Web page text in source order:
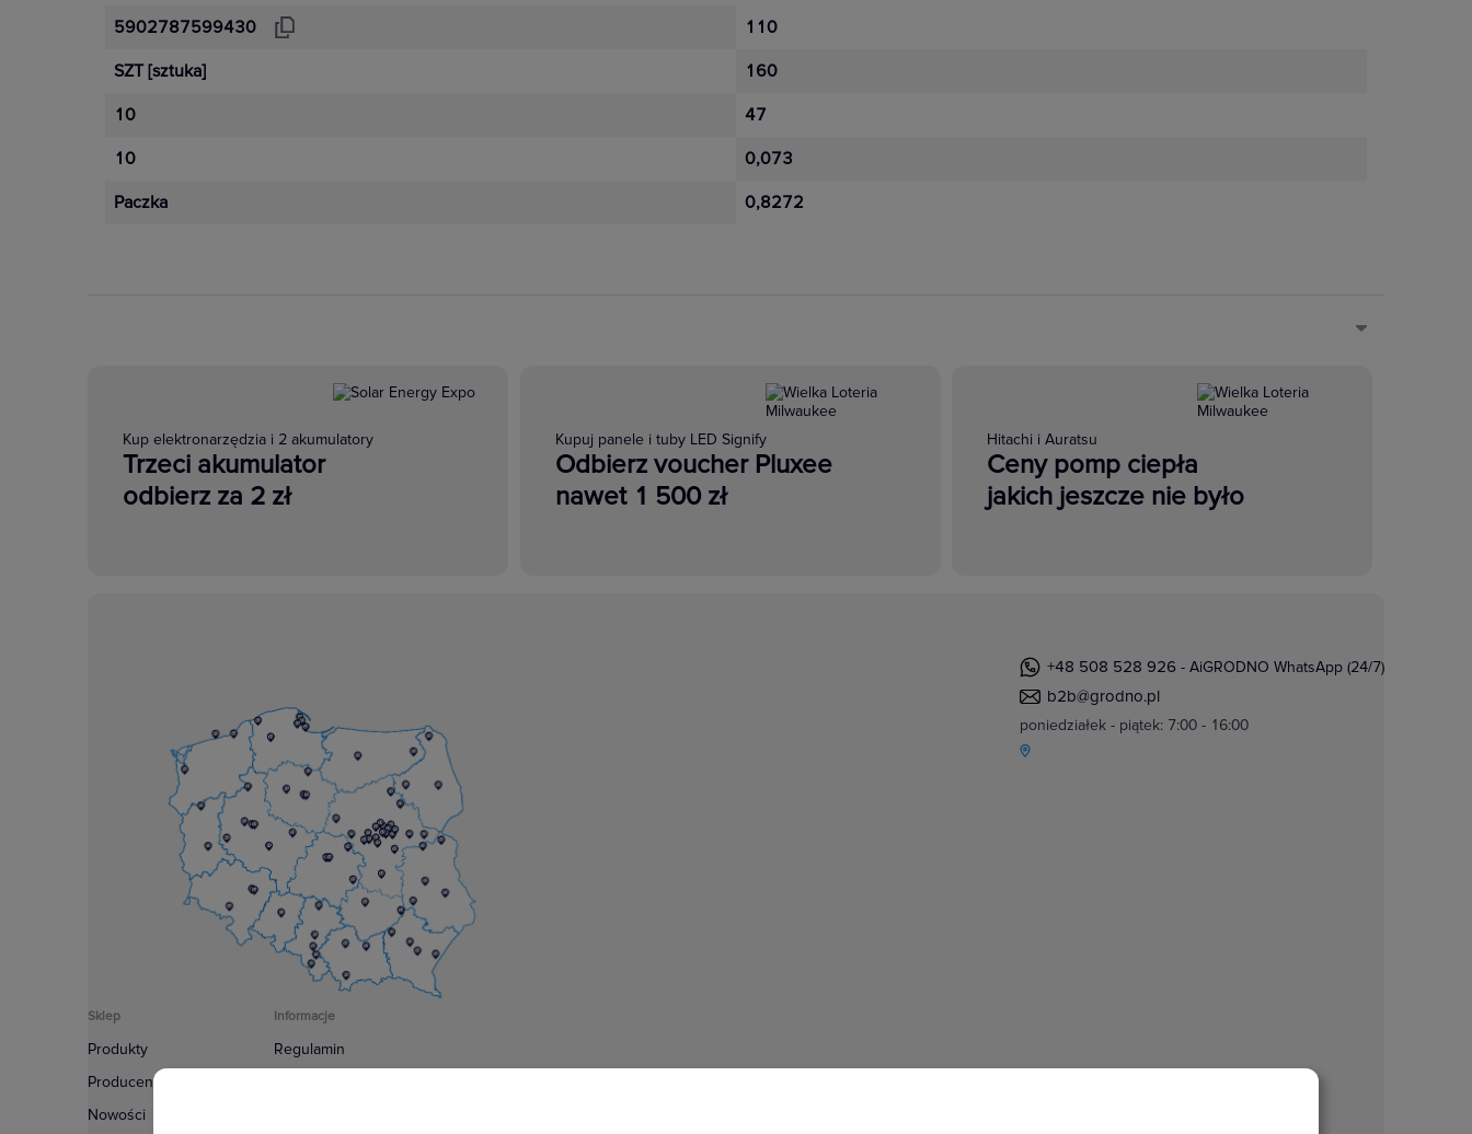
5902787599430
SZT [sztuka]
10
10
Paczka
110
160
47
0,073
0,8272
Kup elektronarzędzia i 2 akumulatory
Trzeci akumulator
odbierz za 2 zł
Kupuj panele i tuby LED Signify
Odbierz voucher Pluxee
nawet 1 500 zł
Hitachi i Auratsu
Ceny pomp ciepła
jakich jeszcze nie było
+48 508 528 926 - AiGRODNO WhatsApp (24/7)
b2b@grodno.pl
poniedziałek - piątek: 7:00 - 16:00
Sklep
Produkty
Producenci
Nowości
Informacje
Regulamin